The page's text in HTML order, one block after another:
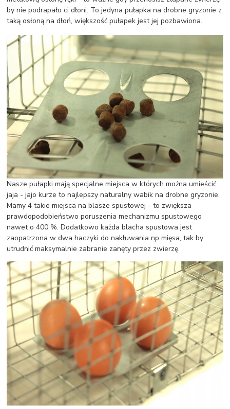
by nie podrapało ci dłoni. To jedyna pułapka na drobne gryzonie z
taką osłoną na dłoń, większość pułapek jest jej pozbawiona.
Nasze pułapki mają specjalne miejsca w których można umieścić
jaja - jajo kurze to najlepszy naturalny wabik na drobne gryzonie.
Mamy 4 takie miejsca na blasze spustowej - to zwiększa
prawdopodobieństwo poruszenia mechanizmu spustowego
nawet o 400 %. Dodatkowo każda blacha spustowa jest
zaopatrzona w dwa haczyki do nakłuwania np mięsa, tak by
utrudnić maksymalnie zabranie zanęty przez zwierzę.